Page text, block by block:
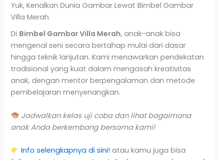
Yuk, Kenalkan Dunia Gambar Lewat Bimbel Gambar
Villa Merah
Di Bimbel Gambar Villa Merah, anak-anak bisa
mengenal seni secara bertahap mulai dari dasar
hingga teknik lanjutan. Kami menawarkan pendekatan
tradisional yang kuat dalam mengasah kreativitas
anak, dengan mentor berpengalaman dan metode
pembelajaran menyenangkan.
Jadwalkan kelas uji coba dan lihat bagaimana
anak Anda berkembang bersama kami!
Info selengkapnya di sini! atau kamu juga bisa